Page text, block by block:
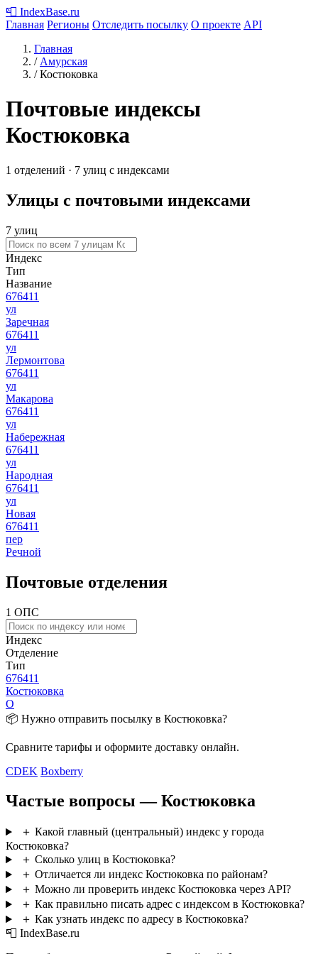
📮 IndexBase.ru
Главная Регионы Отследить посылку О проекте API
Главная
/ Амурская
/ Костюковка
Почтовые индексы
Костюковка
1 отделений · 7 улиц с индексами
Улицы с почтовыми индексами
7 улиц
Индекс
Тип
Название
676411
ул
Заречная
676411
ул
Лермонтова
676411
ул
Макарова
676411
ул
Набережная
676411
ул
Народная
676411
ул
Новая
676411
пер
Речной
Почтовые отделения
1 ОПС
Индекс
Отделение
Тип
676411
Костюковка
О
📦 Нужно отправить посылку в Костюковка?
Сравните тарифы и оформите доставку онлайн.
CDEK Boxberry
Частые вопросы — Костюковка
＋ Какой главный (центральный) индекс у города
Костюковка?
＋ Сколько улиц в Костюковка?
＋ Отличается ли индекс Костюковка по районам?
＋ Можно ли проверить индекс Костюковка через API?
＋ Как правильно писать адрес с индексом в Костюковка?
＋ Как узнать индекс по адресу в Костюковка?
📮 IndexBase.ru